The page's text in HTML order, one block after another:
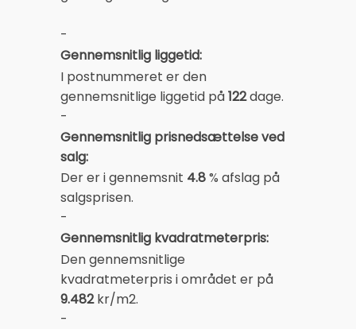
-
Gennemsnitlig liggetid:
I postnummeret er den
gennemsnitlige liggetid på122dage.
-
Gennemsnitlig prisnedsættelse ved
salg:
Der er i gennemsnit 4.8% afslag på
salgsprisen.
-
Gennemsnitlig kvadratmeterpris:
Den gennemsnitlige
kvadratmeterpris i området er på
9.482kr/m2.
-